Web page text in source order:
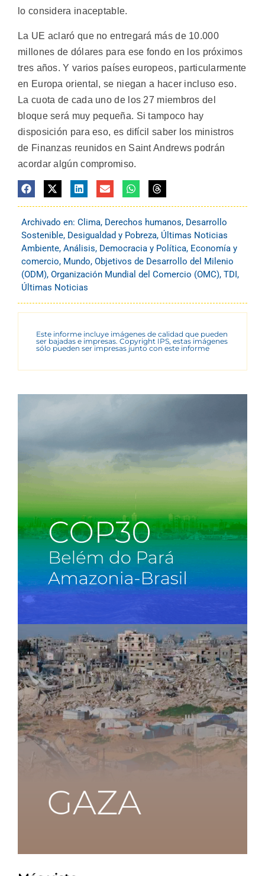
lo considera inaceptable.
La UE aclaró que no entregará más de 10.000
millones de dólares para ese fondo en los próximos
tres años. Y varios países europeos, particularmente
en Europa oriental, se niegan a hacer incluso eso.
La cuota de cada uno de los 27 miembros del
bloque será muy pequeña. Si tampoco hay
disposición para eso, es difícil saber los ministros
de Finanzas reunidos en Saint Andrews podrán
acordar algún compromiso.
Archivado en: Clima, Derechos humanos, Desarrollo
Sostenible, Desigualdad y Pobreza, Últimas Noticias
Ambiente, Análisis, Democracia y Política, Economía y
comercio, Mundo, Objetivos de Desarrollo del Milenio
(ODM), Organización Mundial del Comercio (OMC), TDI ,
Últimas Noticias
Este informe incluye imágenes de calidad que pueden
ser bajadas e impresas. Copyright IPS, estas imágenes
sólo pueden ser impresas junto con este informe